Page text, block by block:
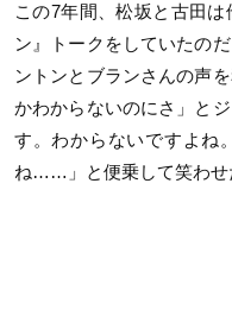
この7年間、松坂と古田
ン』トークをしていたの
ントンとブランさんの声
かわからないのにさ」と
す。わからないですよね
ね……」と便乗して笑わせ